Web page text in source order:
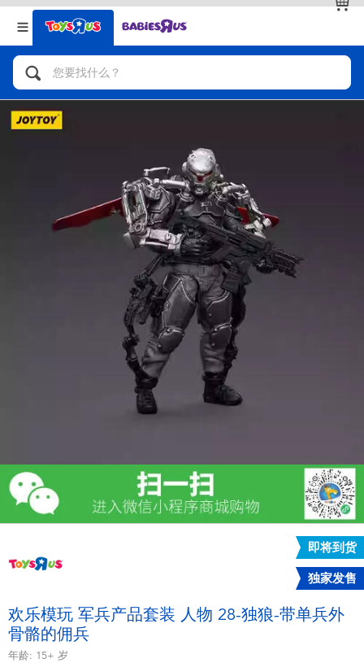
返回
分类目录
人气英雄，角色扮演，射击玩具
自行车，滑板车，骑乘车
拼砌组合及乐高LEGO
玩具车，货车，火车及遥控系列
手工艺，文具，蜡笔，泥胶，画板
娃娃，芭比，收藏公仔
游戏及拼图系列
益智学习玩具
户外及运动产品
派对用品
模仿，化妆及造型系列
毛绒公仔玩具
返回
品牌
查看全部
即将到货
独家发售
欢乐模玩 军兵产品套装 人物 28-独狼-带单兵外
骨骼的佣兵
年龄: 15+ 岁